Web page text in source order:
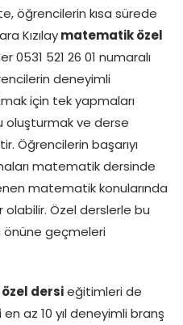
öğrencilerin kısa sürede
Kızılay matematik özel
0531 521 26 01 numaralı
deneyimli
için tek yapmaları
oluşturmak ve derse
Öğrencilerin başarıyı
matematik dersinde
matematik konularında
olabilir. Özel derslerle bu
önüne geçmeleri
dersi eğitimleri de
az 10 yıl deneyimli branş